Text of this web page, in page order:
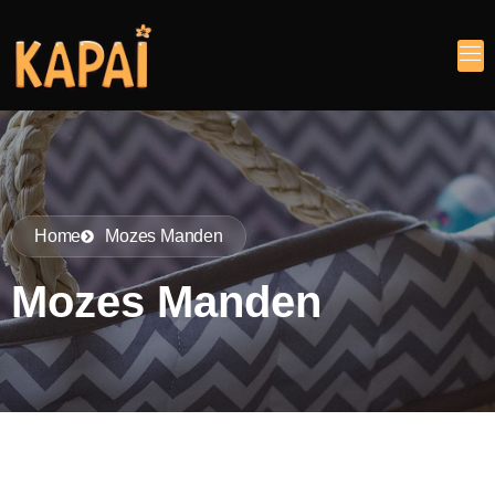
Home Mozes Manden
Mozes Manden